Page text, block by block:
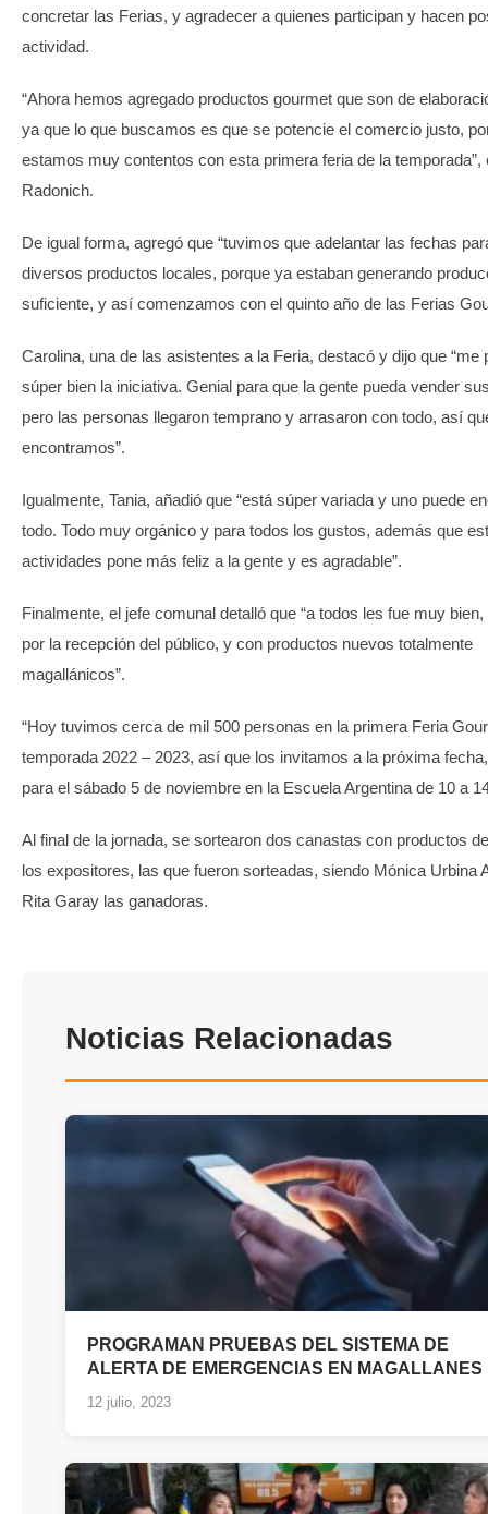
concretar las Ferias, y agradecer a quienes participan y hacen
actividad.
“Ahora hemos agregado productos gourmet que son de
ya que lo que buscamos es que se potencie el comercio justo,
estamos muy contentos con esta primera feria de la temporada”,
Radonich.
De igual forma, agregó que “tuvimos que adelantar las fechas
diversos productos locales, porque ya estaban generando
suficiente, y así comenzamos con el quinto año de las Ferias
Carolina, una de las asistentes a la Feria, destacó y dijo que “me
súper bien la iniciativa. Genial para que la gente pueda vender
pero las personas llegaron temprano y arrasaron con todo, así
encontramos”.
Igualmente, Tania, añadió que “está súper variada y uno puede
todo. Todo muy orgánico y para todos los gustos, además que
actividades pone más feliz a la gente y es agradable”.
Finalmente, el jefe comunal detalló que “a todos les fue muy
por la recepción del público, y con productos nuevos totalmente
magallánicos”.
“Hoy tuvimos cerca de mil 500 personas en la primera Feria
temporada 2022 – 2023, así que los invitamos a la próxima
para el sábado 5 de noviembre en la Escuela Argentina de 10 a
Al final de la jornada, se sortearon dos canastas con productos
los expositores, las que fueron sorteadas, siendo Mónica Urbina
Rita Garay las ganadoras.
Noticias Relacionadas
PROGRAMAN PRUEBAS DEL SISTEMA DE
ALERTA DE EMERGENCIAS EN MAGALLANES
12 julio, 2023